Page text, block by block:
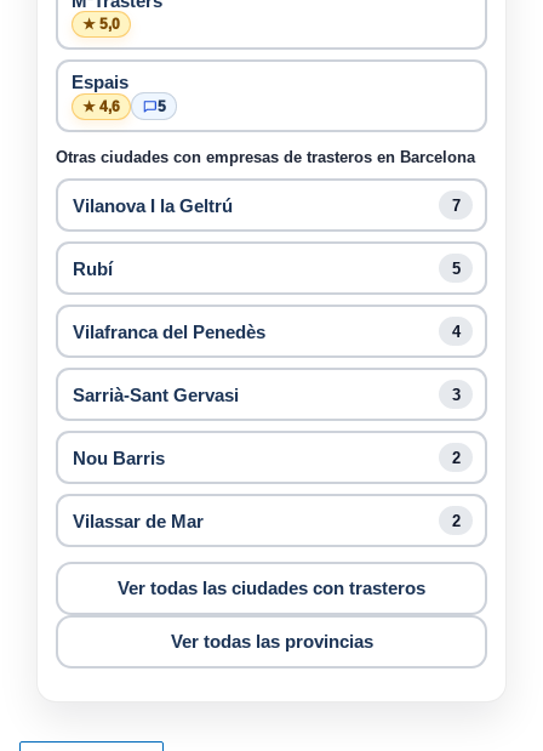
★ 5,0
Espais
★ 4,6 5
Otras ciudades con empresas de trasteros en Barcelona
Vilanova I la Geltrú 7
Rubí 5
Vilafranca del Penedès 4
Sarrià-Sant Gervasi 3
Nou Barris 2
Vilassar de Mar 2
Ver todas las ciudades con trasteros
Ver todas las provincias